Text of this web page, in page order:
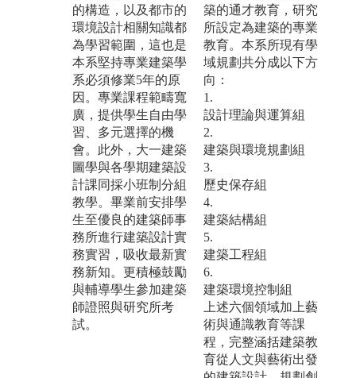
的構造，以及都市的
環境設計相關知識都
為學習範圍，這也是
本系堅持專業建築學
系必須修業5年的原
因。專業課程範疇寬
廣，提供學生自由學
習、多元選擇的機
會。此外，大一建築
圖學與各學期建築設
計課同採小班制分組
教學。畢業前安排學
生至優良的建築師事
務所進行建築設計實
務實習，吸收最新實
務新知。更積極鼓勵
與輔導學生參加建築
師證照與研究所考
試。
築的通才教育，研究
所設定為建築的專業
教育。本系所現有學
域規劃共分成以下方
向：
1.
設計理論與運算組
2.
建築與環境規劃組
3.
歷史保存組
4.
建築結構組
5.
建築工程組
6.
建築環境控制組
上述六個領域加上藝
術與通識教育等課
程，完整涵括建築教
育從人文與藝術出發